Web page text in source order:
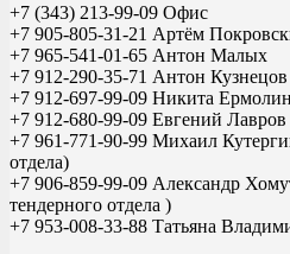
+7 (343) 213-99-09 Офис
+7 905-805-31-21 Артём
+7 965-541-01-65 Антон Малых
+7 912-290-35-71 Антон Кузнецов
+7 912-697-99-09 Никита Ермолин
+7 912-680-99-09 Евгений Лавров
+7 961-771-90-99 Михаил
отдела)
+7 906-859-99-09 Александр
тендерного отдела )
+7 953-008-33-88 Татьяна